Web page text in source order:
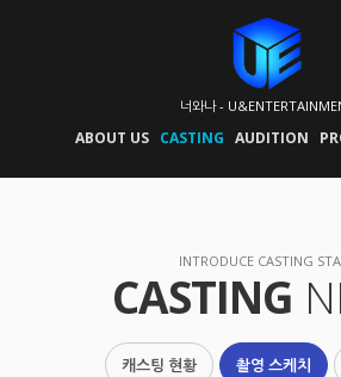
너와나 -
ABOUT US CASTING AUDITION
INTRODUCE CASTING
CASTING
캐스팅 현황 촬영 스케치